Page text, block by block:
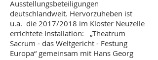
Ausstellungsbeteiligungen
deutschlandweit. Hervorzuheben ist
u.a. die 2017/2018 im Kloster Neuzelle
errichtete Installation: „Theatrum
Sacrum - das Weltgericht - Festung
Europa“ gemeinsam mit Hans Georg